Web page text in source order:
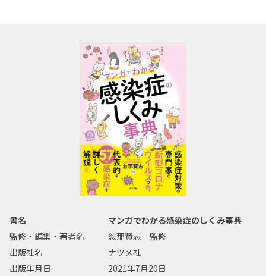
書名
マンガでわかる感染症のしくみ事典
監修・編集・著者名
忽那賢志 監修
出版社名
ナツメ社
出版年月日
2021年7月20日